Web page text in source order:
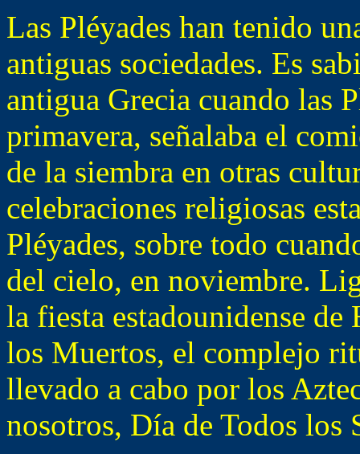
Las Pléyades han tenido
antiguas sociedades. Es
antigua Grecia cuando las
primavera, señalaba el
de la siembra en otras
celebraciones religiosas
Pléyades, sobre todo
del cielo, en noviembre.
la fiesta estadounidense
los Muertos, el complejo
llevado a cabo por los
nosotros, Día de Todos los